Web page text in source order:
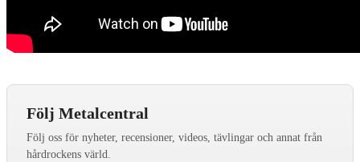
Följ Metalcentral
Följ oss för nyheter, recensioner, videos, tävlingar och annat från
hårdrockens värld.